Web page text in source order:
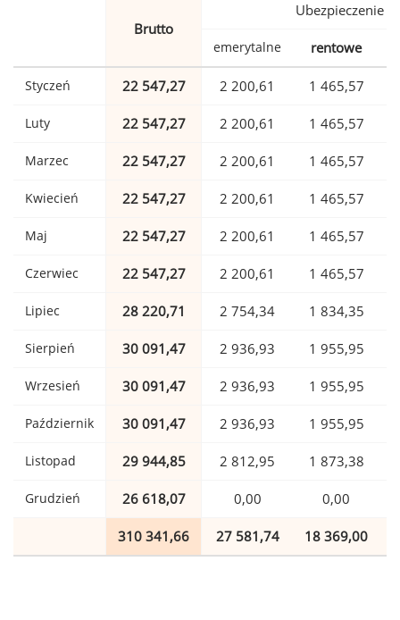
Brutto
Ubezpieczenie
emerytalne rentowe
Styczeń 22 547,27 2 200,61 1 465,57
Luty 22 547,27 2 200,61 1 465,57
Marzec 22 547,27 2 200,61 1 465,57
Kwiecień 22 547,27 2 200,61 1 465,57
Maj 22 547,27 2 200,61 1 465,57
Czerwiec 22 547,27 2 200,61 1 465,57
Lipiec 28 220,71 2 754,34 1 834,35
Sierpień 30 091,47 2 936,93 1 955,95
Wrzesień 30 091,47 2 936,93 1 955,95
Październik 30 091,47 2 936,93 1 955,95
Listopad 29 944,85 2 812,95 1 873,38
Grudzień 26 618,07 0,00 0,00
310 341,66 27 581,74 18 369,00